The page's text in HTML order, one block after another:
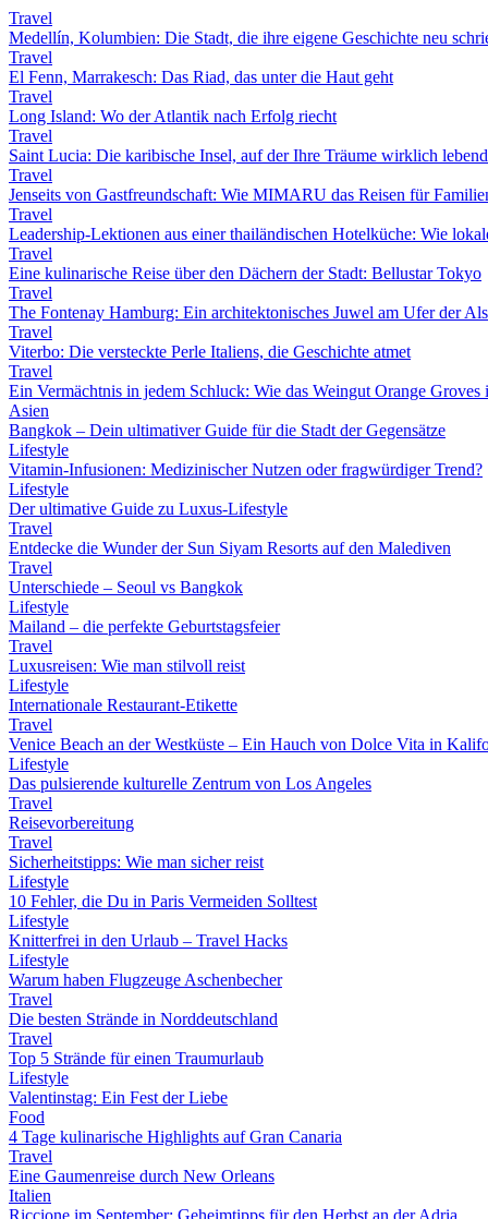
Travel
Medellín, Kolumbien: Die Stadt, die ihre eigene Geschichte neu
Travel
El Fenn, Marrakesch: Das Riad, das unter die Haut geht
Travel
Long Island: Wo der Atlantik nach Erfolg riecht
Travel
Saint Lucia: Die karibische Insel, auf der Ihre Träume wirklich
Travel
Jenseits von Gastfreundschaft: Wie MIMARU das Reisen für
Travel
Leadership-Lektionen aus einer thailändischen Hotelküche: Wie
Travel
Eine kulinarische Reise über den Dächern der Stadt: Bellustar Tokyo
Travel
The Fontenay Hamburg: Ein architektonisches Juwel am Ufer der
Travel
Viterbo: Die versteckte Perle Italiens, die Geschichte atmet
Travel
Ein Vermächtnis in jedem Schluck: Wie das Weingut Orange
Asien
Bangkok – Dein ultimativer Guide für die Stadt der Gegensätze
Lifestyle
Vitamin-Infusionen: Medizinischer Nutzen oder fragwürdiger Trend?
Lifestyle
Der ultimative Guide zu Luxus-Lifestyle
Travel
Entdecke die Wunder der Sun Siyam Resorts auf den Malediven
Travel
Unterschiede – Seoul vs Bangkok
Lifestyle
Mailand – die perfekte Geburtstagsfeier
Travel
Luxusreisen: Wie man stilvoll reist
Lifestyle
Internationale Restaurant-Etikette
Travel
Venice Beach an der Westküste – Ein Hauch von Dolce Vita in
Lifestyle
Das pulsierende kulturelle Zentrum von Los Angeles
Travel
Reisevorbereitung
Travel
Sicherheitstipps: Wie man sicher reist
Lifestyle
10 Fehler, die Du in Paris Vermeiden Solltest
Lifestyle
Knitterfrei in den Urlaub – Travel Hacks
Lifestyle
Warum haben Flugzeuge Aschenbecher
Travel
Die besten Strände in Norddeutschland
Travel
Top 5 Strände für einen Traumurlaub
Lifestyle
Valentinstag: Ein Fest der Liebe
Food
4 Tage kulinarische Highlights auf Gran Canaria
Travel
Eine Gaumenreise durch New Orleans
Italien
Riccione im September: Geheimtipps für den Herbst an der Adria